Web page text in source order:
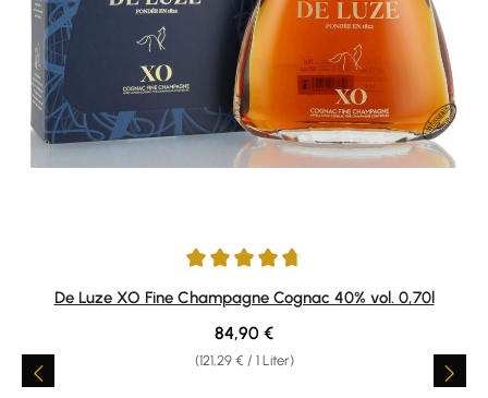
Durchschnittliche Bewertung von 4.83 von 5 Sternen
De Luze XO Fine Champagne Cognac 40% vol. 0,70l
(121,29 € / 1 Liter)
Regulärer Preis:
84,90 €